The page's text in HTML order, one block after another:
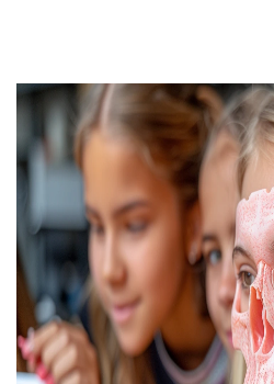
Zdravotní péče